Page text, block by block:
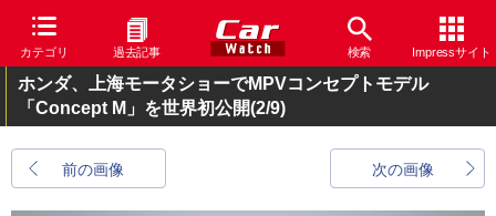
カテゴリ 過去記事 検索 Impressサイト
ホンダ、上海モータショーでMPVコンセプトモデル
「Concept M」を世界初公開(2/9)
前の画像 次の画像